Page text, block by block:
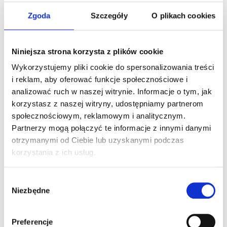
Zgoda Szczegóły O plikach cookies
Niniejsza strona korzysta z plików cookie
Wykorzystujemy pliki cookie do spersonalizowania treści
i reklam, aby oferować funkcje społecznościowe i
analizować ruch w naszej witrynie. Informacje o tym, jak
korzystasz z naszej witryny, udostępniamy partnerom
społecznościowym, reklamowym i analitycznym.
Partnerzy mogą połączyć te informacje z innymi danymi
otrzymanymi od Ciebie lub uzyskanymi podczas
korzystania z ich usług.
zgody
Niezbędne
Preferencje
wykwalifikowanych specjalistów. Dlatego uzyskanie
krokiem dla każdego….
READ MORE »
Wyszukaj